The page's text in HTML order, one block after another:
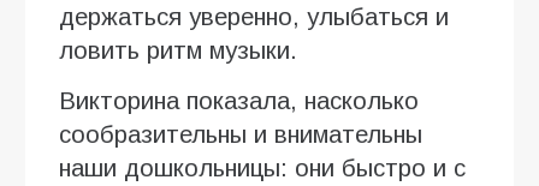
держаться уверенно, улыбаться и
ловить ритм музыки.
Викторина показала, насколько
сообразительны и внимательны
наши дошкольницы: они быстро и с